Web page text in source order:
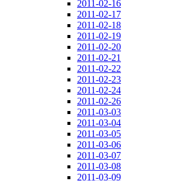
2011-02-16
2011-02-17
2011-02-18
2011-02-19
2011-02-20
2011-02-21
2011-02-22
2011-02-23
2011-02-24
2011-02-26
2011-03-03
2011-03-04
2011-03-05
2011-03-06
2011-03-07
2011-03-08
2011-03-09